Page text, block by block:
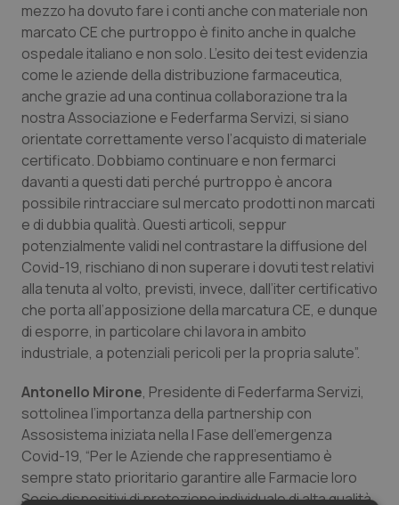
Quotidiano Pediatria
Rene & patologie urogenitali
Salute orale & impianti
Sangue & coagulazione
Tiroide
Tumore al seno
Tumore ovarico
Tumori del Polmone & Testa Collo
Tumori gastrointestinali
Ulcera & Reflusso
Vaccini
mezzo ha dovuto fare i conti anche con materiale non
marcato CE che purtroppo è finito anche in qualche
ospedale italiano e non solo. L’esito dei test evidenzia
come le aziende della distribuzione farmaceutica,
anche grazie ad una continua collaborazione tra la
nostra Associazione e Federfarma Servizi, si siano
orientate correttamente verso l’acquisto di materiale
certificato. Dobbiamo continuare e non fermarci
davanti a questi dati perché purtroppo è ancora
possibile rintracciare sul mercato prodotti non marcati
e di dubbia qualità. Questi articoli, seppur
potenzialmente validi nel contrastare la diffusione del
Covid-19, rischiano di non superare i dovuti test relativi
alla tenuta al volto, previsti, invece, dall’iter certificativo
che porta all’apposizione della marcatura CE, e dunque
di esporre, in particolare chi lavora in ambito
industriale, a potenziali pericoli per la propria salute”.
Antonello Mirone, Presidente di Federfarma Servizi,
sottolinea l’importanza della partnership con
Assosistema iniziata nella I Fase dell’emergenza
Covid-19, “Per le Aziende che rappresentiamo è
sempre stato prioritario garantire alle Farmacie loro
Socie dispositivi di protezione individuale di alta qualità,